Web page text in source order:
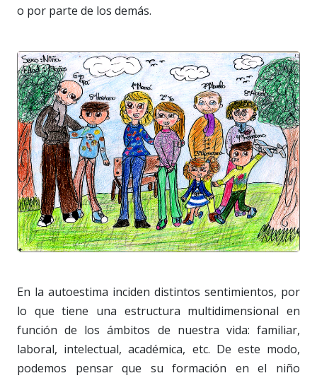
o por parte de los demás.
En la autoestima inciden distintos sentimientos, por
lo que tiene una estructura multidimensional en
función de los ámbitos de nuestra vida: familiar,
laboral, intelectual, académica, etc. De este modo,
podemos pensar que su formación en el niño